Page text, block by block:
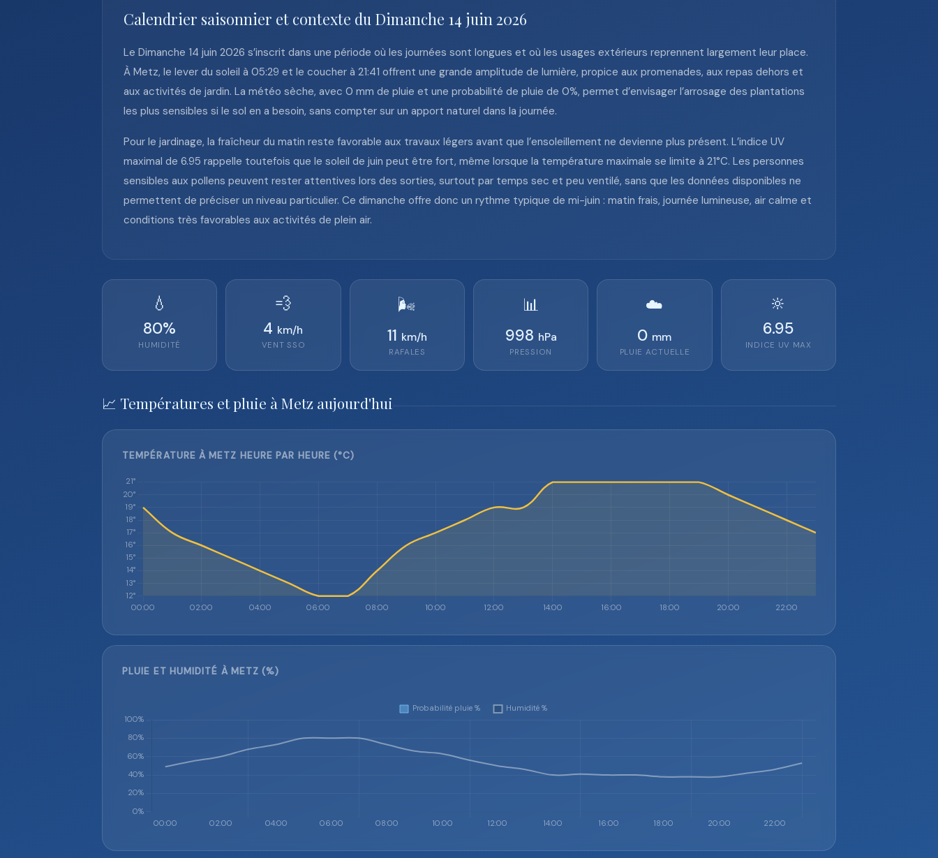
Calendrier saisonnier et contexte du Dimanche 14 juin 2026
Le Dimanche 14 juin 2026 s’inscrit dans une période où les journées sont longues et où les usages extérieurs reprennent largement leur place.
À Metz, le lever du soleil à 05:29 et le coucher à 21:41 offrent une grande amplitude de lumière, propice aux promenades, aux repas dehors et
aux activités de jardin. La météo sèche, avec 0 mm de pluie et une probabilité de pluie de 0%, permet d’envisager l’arrosage des plantations
les plus sensibles si le sol en a besoin, sans compter sur un apport naturel dans la journée.
Pour le jardinage, la fraîcheur du matin reste favorable aux travaux légers avant que l’ensoleillement ne devienne plus présent. L’indice UV
maximal de 6.95 rappelle toutefois que le soleil de juin peut être fort, même lorsque la température maximale se limite à 21°C. Les personnes
sensibles aux pollens peuvent rester attentives lors des sorties, surtout par temps sec et peu ventilé, sans que les données disponibles ne
permettent de préciser un niveau particulier. Ce dimanche offre donc un rythme typique de mi-juin : matin frais, journée lumineuse, air calme et
conditions très favorables aux activités de plein air.
💧
80%
HUMIDITÉ
💨
4 km/h
VENT SSO
🌬️
11 km/h
RAFALES
📊
998 hPa
PRESSION
☁️
0 mm
PLUIE ACTUELLE
🔆
6.95
INDICE UV MAX
📈 Températures et pluie à Metz aujourd'hui
TEMPÉRATURE À METZ HEURE PAR HEURE (°C)
PLUIE ET HUMIDITÉ À METZ (%)